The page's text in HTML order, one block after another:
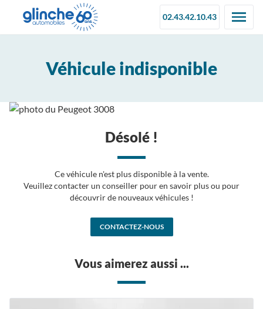
02.43.42.10.43
Véhicule indisponible
Désolé !
Ce véhicule n'est plus disponible à la vente.
Veuillez contacter un conseiller pour en savoir plus ou pour
découvrir de nouveaux véhicules !
CONTACTEZ-NOUS
Vous aimerez aussi ...